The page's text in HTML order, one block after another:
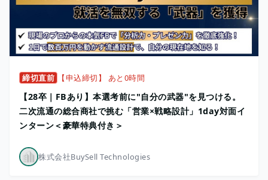
締切直前 【申込締切】 あと0時間
【28卒｜FBあり】本選考前に"自分の武器"を見つける。
二次流通の総合商社で挑む「営業×戦略設計」1day対面イ
ンターン＜豪華特典付き＞
株式会社BuySell Technologies